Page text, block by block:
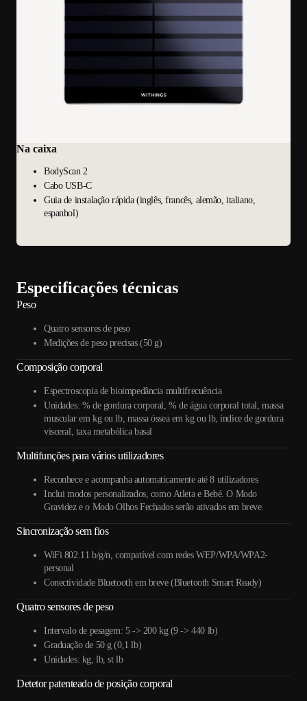
Na caixa
BodyScan 2
Cabo USB-C
Guia de instalação rápida (inglês, francês, alemão, italiano,
espanhol)
Especificações técnicas
Peso
Quatro sensores de peso
Medições de peso precisas (50 g)
Composição corporal
Espectroscopia de bioimpedância multifrecuência
Unidades: % de gordura corporal, % de água corporal total, massa
muscular em kg ou lb, massa óssea em kg ou lb, índice de gordura
visceral, taxa metabólica basal
Multifunções para vários utilizadores
Reconhece e acompanha automaticamente até 8 utilizadores
Inclui modos personalizados, como Atleta e Bebé. O Modo
Gravidez e o Modo Olhos Fechados serão ativados em breve.
Sincronização sem fios
WiFi 802.11 b/g/n, compatível com redes WEP/WPA/WPA2-
personal
Conectividade Bluetooth em breve (Bluetooth Smart Ready)
Quatro sensores de peso
Intervalo de pesagem: 5 -> 200 kg (9 -> 440 lb)
Graduação de 50 g (0,1 lb)
Unidades: kg, lb, st lb
Detetor patenteado de posição corporal